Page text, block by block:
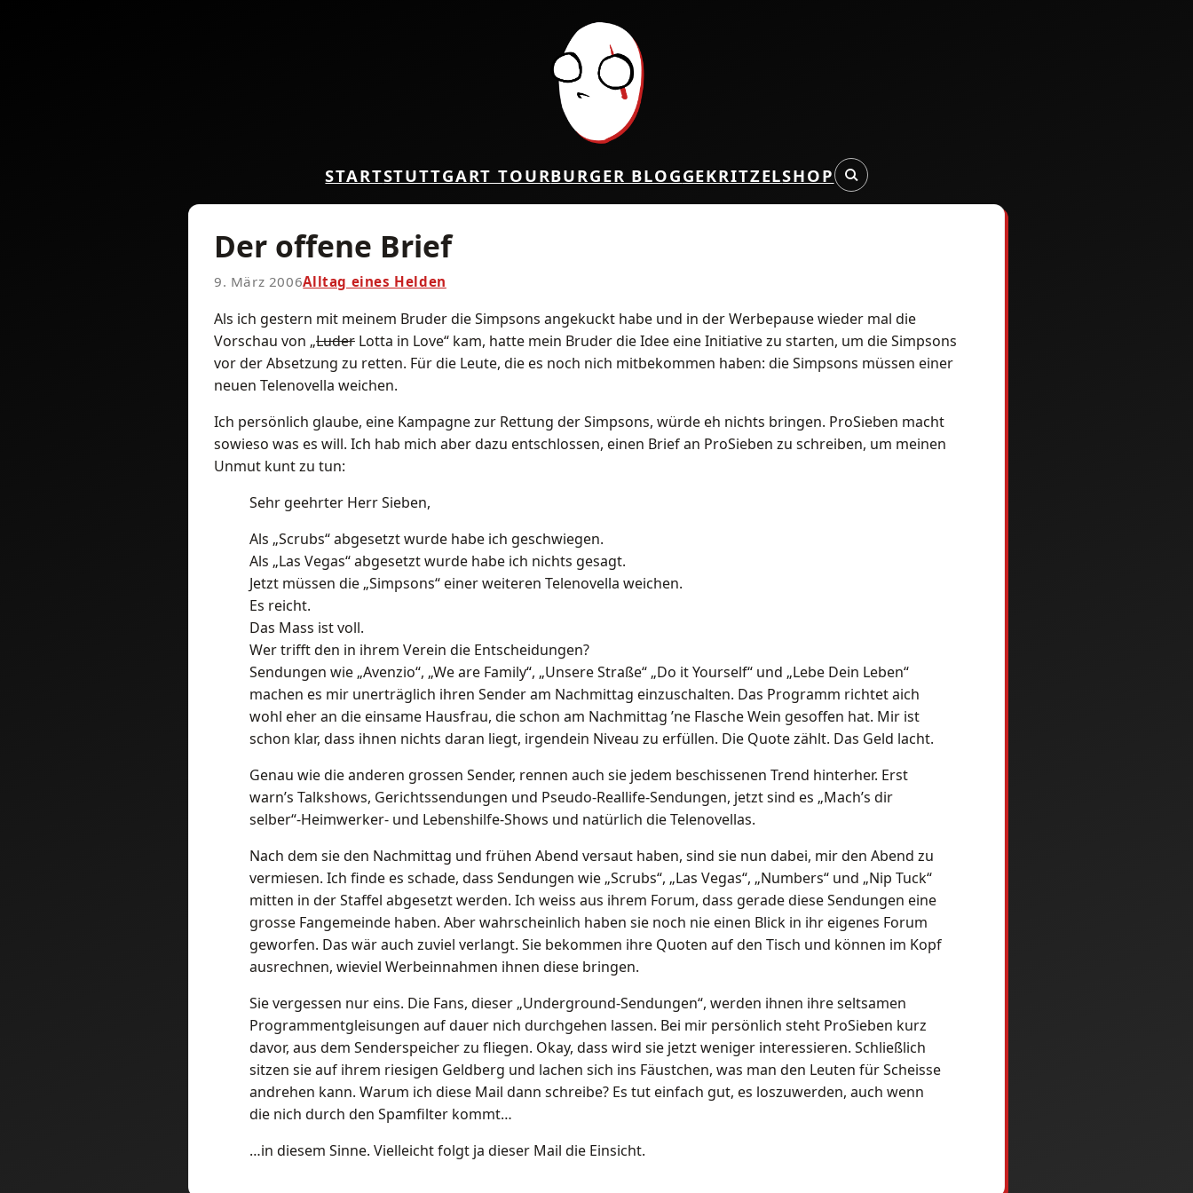
STARTSTUTTGART TOURBURGER BLOGGEKRITZELSHOP
Der offene Brief
9. März 2006Alltag eines Helden
Als ich gestern mit meinem Bruder die Simpsons angekuckt habe und in der Werbepause wieder mal die
Vorschau von „Luder Lotta in Love“ kam, hatte mein Bruder die Idee eine Initiative zu starten, um die Simpsons
vor der Absetzung zu retten. Für die Leute, die es noch nich mitbekommen haben: die Simpsons müssen einer
neuen Telenovella weichen.
Ich persönlich glaube, eine Kampagne zur Rettung der Simpsons, würde eh nichts bringen. ProSieben macht
sowieso was es will. Ich hab mich aber dazu entschlossen, einen Brief an ProSieben zu schreiben, um meinen
Unmut kunt zu tun:
Sehr geehrter Herr Sieben,
Als „Scrubs“ abgesetzt wurde habe ich geschwiegen.
Als „Las Vegas“ abgesetzt wurde habe ich nichts gesagt.
Jetzt müssen die „Simpsons“ einer weiteren Telenovella weichen.
Es reicht.
Das Mass ist voll.
Wer trifft den in ihrem Verein die Entscheidungen?
Sendungen wie „Avenzio“, „We are Family“, „Unsere Straße“ „Do it Yourself“ und „Lebe Dein Leben“
machen es mir unerträglich ihren Sender am Nachmittag einzuschalten. Das Programm richtet aich
wohl eher an die einsame Hausfrau, die schon am Nachmittag ’ne Flasche Wein gesoffen hat. Mir ist
schon klar, dass ihnen nichts daran liegt, irgendein Niveau zu erfüllen. Die Quote zählt. Das Geld lacht.
Genau wie die anderen grossen Sender, rennen auch sie jedem beschissenen Trend hinterher. Erst
warn’s Talkshows, Gerichtssendungen und Pseudo-Reallife-Sendungen, jetzt sind es „Mach’s dir
selber“-Heimwerker- und Lebenshilfe-Shows und natürlich die Telenovellas.
Nach dem sie den Nachmittag und frühen Abend versaut haben, sind sie nun dabei, mir den Abend zu
vermiesen. Ich finde es schade, dass Sendungen wie „Scrubs“, „Las Vegas“, „Numbers“ und „Nip Tuck“
mitten in der Staffel abgesetzt werden. Ich weiss aus ihrem Forum, dass gerade diese Sendungen eine
grosse Fangemeinde haben. Aber wahrscheinlich haben sie noch nie einen Blick in ihr eigenes Forum
geworfen. Das wär auch zuviel verlangt. Sie bekommen ihre Quoten auf den Tisch und können im Kopf
ausrechnen, wieviel Werbeinnahmen ihnen diese bringen.
Sie vergessen nur eins. Die Fans, dieser „Underground-Sendungen“, werden ihnen ihre seltsamen
Programmentgleisungen auf dauer nich durchgehen lassen. Bei mir persönlich steht ProSieben kurz
davor, aus dem Senderspeicher zu fliegen. Okay, dass wird sie jetzt weniger interessieren. Schließlich
sitzen sie auf ihrem riesigen Geldberg und lachen sich ins Fäustchen, was man den Leuten für Scheisse
andrehen kann. Warum ich diese Mail dann schreibe? Es tut einfach gut, es loszuwerden, auch wenn
die nich durch den Spamfilter kommt…
…in diesem Sinne. Vielleicht folgt ja dieser Mail die Einsicht.